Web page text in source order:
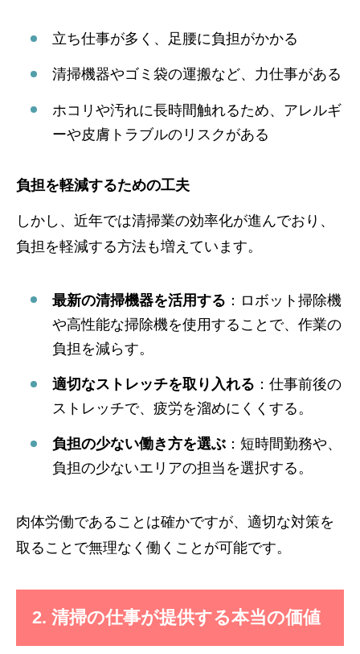
立ち仕事が多く、足腰に負担がかかる
清掃機器やゴミ袋の運搬など、力仕事がある
ホコリや汚れに長時間触れるため、アレルギ
ーや皮膚トラブルのリスクがある
負担を軽減するための工夫
しかし、近年では清掃業の効率化が進んでおり、
負担を軽減する方法も増えています。
最新の清掃機器を活用する ：ロボット掃除機
や高性能な掃除機を使用することで、作業の
負担を減らす。
適切なストレッチを取り入れる ：仕事前後の
ストレッチで、疲労を溜めにくくする。
負担の少ない働き方を選ぶ ：短時間勤務や、
負担の少ないエリアの担当を選択する。
肉体労働であることは確かですが、適切な対策を
取ることで無理なく働くことが可能です。
2. 清掃の仕事が提供する本当の価値